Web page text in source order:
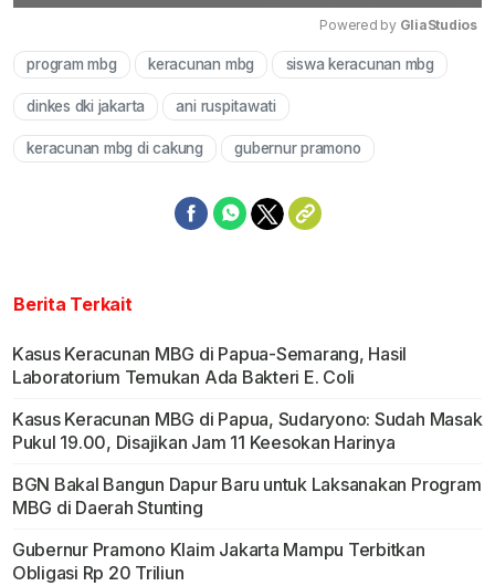
Mute
Powered by GliaStudios
program mbg keracunan mbg siswa keracunan mbg
dinkes dki jakarta ani ruspitawati
keracunan mbg di cakung gubernur pramono
Berita Terkait
Kasus Keracunan MBG di Papua-Semarang, Hasil
Laboratorium Temukan Ada Bakteri E. Coli
Kasus Keracunan MBG di Papua, Sudaryono: Sudah Masak
Pukul 19.00, Disajikan Jam 11 Keesokan Harinya
BGN Bakal Bangun Dapur Baru untuk Laksanakan Program
MBG di Daerah Stunting
Gubernur Pramono Klaim Jakarta Mampu Terbitkan
Obligasi Rp 20 Triliun